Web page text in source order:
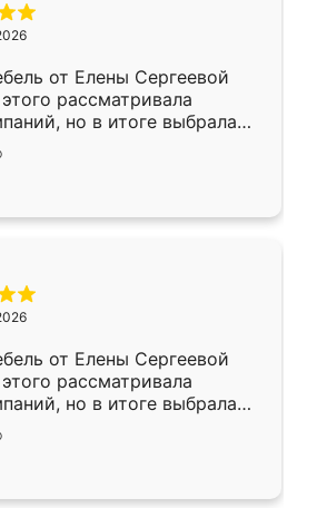
от Елены Сергеевой
рассматривала
но в итоге выбрала
условия, потом
всё спокойно объяснил
Изготовили в срок, с
Качеством осталась
так, как и ожидала.
от Елены Сергеевой
рассматривала
но в итоге выбрала
условия, потом
всё спокойно объяснил
Изготовили в срок, с